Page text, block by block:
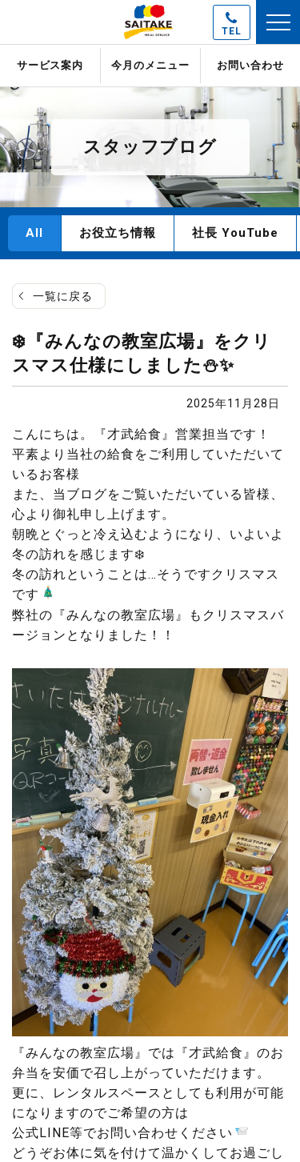
TEL
サービス案内 今月のメニュー お問い合わせ
スタッフブログ
All お役立ち情報 社長 YouTube
一覧に戻る
❄️『みんなの教室広場』をクリ
スマス仕様にしました⛄️✨
2025年11月28日
こんにちは。『才武給食』営業担当です！
平素より当社の給食をご利用していただいて
いるお客様
また、当ブログをご覧いただいている皆様、
心より御礼申し上げます。
朝晩とぐっと冷え込むようになり、いよいよ
冬の訪れを感じます❄️
冬の訪れということは…そうですクリスマス
です
弊社の『みんなの教室広場』もクリスマスバ
ージョンとなりました！！
『みんなの教室広場』では『才武給食』のお
弁当を安価で召し上がっていただけます。
更に、レンタルスペースとしても利用が可能
になりますのでご希望の方は
公式LINE等でお問い合わせください
どうぞお体に気を付けて温かくしてお過ごし